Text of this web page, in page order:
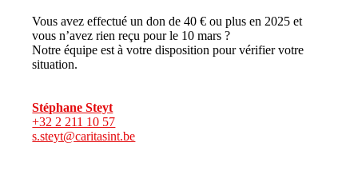
Vous avez effectué un don de 40 € ou plus en 2025 et
vous n’avez rien reçu pour le 10 mars ?
Notre équipe est à votre disposition pour vérifier votre
situation.
Stéphane Steyt
+32 2 211 10 57
s.steyt@caritasint.be